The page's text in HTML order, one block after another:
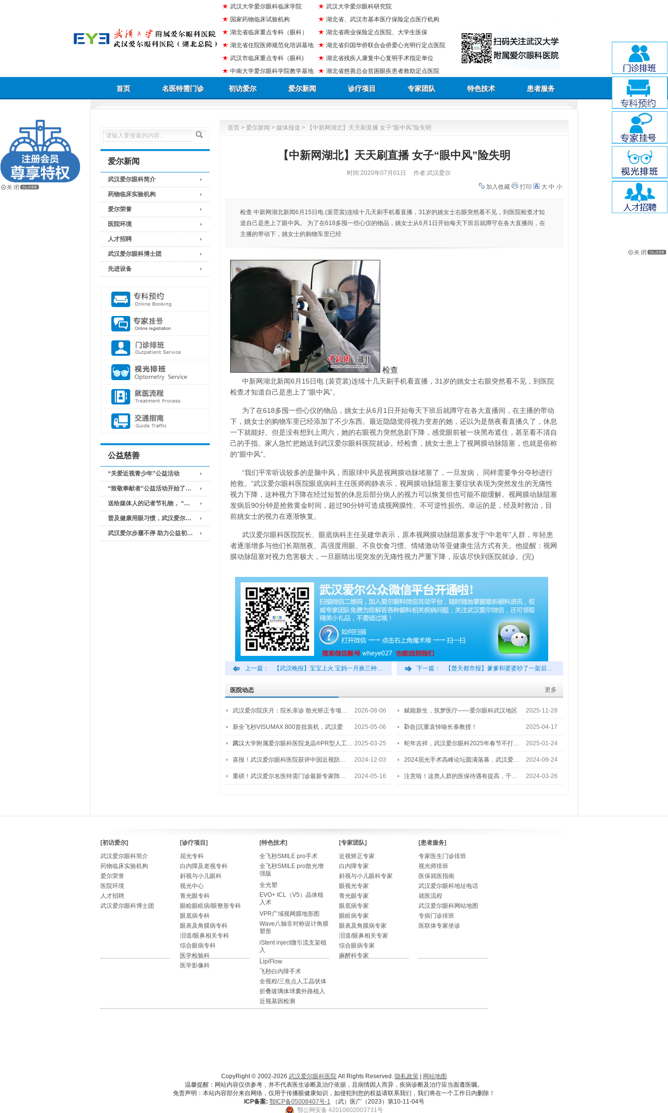
武汉大学爱尔眼科临床学院
国家药物临床试验机构
湖北省临床重点专科（眼科）
湖北省住院医师规范化培训基地
武汉市临床重点专科（眼科)
中南大学爱尔眼科学院教学基地
武汉大学爱尔眼科研究院
湖北省、武汉市基本医疗保险定点医疗机构
湖北省商业保险定点医院、大学生医保
湖北省归国华侨联合会侨爱心光明行定点医院
湖北省残疾人康复中心复明手术指定单位
湖北省慈善总会贫困眼疾患者救助定点医院
首页 名医特需门诊 初访爱尔 爱尔新闻 诊疗项目 专家团队 特色技术 患者服务
爱尔新闻
武汉爱尔眼科简介
药物临床实验机构
爱尔荣誉
医院环境
人才招聘
武汉爱尔眼科博士团
先进设备
公益慈善
“关爱近视青少年”公益活动
“致敬奉献者”公益活动开始了…
送给媒体人的记者节礼物， “…
普及健康用眼习惯，武汉爱尔…
武汉爱尔步履不停 助力公益初…
首页 > 爱尔新闻 > 媒体报道 > 【中新网湖北】天天刷直播 女子“眼中风”险失明
【中新网湖北】天天刷直播 女子“眼中风”险失明
时间:2020年07月01日
作者:武汉爱尔
加入收藏
打印 大 中 小
检查 中新网湖北新闻6月15日电 (裴霓裳)连续十几天刷手机看直播，31岁的姚女士右眼突然看不见，到医院检查才知
道自己是患上了眼中风。 为了在618多囤一些心仪的物品，姚女士从6月1日开始每天下班后就蹲守在各大直播间，在
主播的带动下，姚女士的购物车里已经
检查
中新网湖北新闻6月15日电 (裴霓裳)连续十几天刷手机看直播，31岁的姚女士右眼突然看不见，到医院
检查才知道自己是患上了“眼中风”。
为了在618多囤一些心仪的物品，姚女士从6月1日开始每天下班后就蹲守在各大直播间，在主播的带动
下，姚女士的购物车里已经添加了不少东西。最近隐隐觉得视力变差的她，还以为是熬夜看直播久了，休息
一下就能好。但是没有想到上周六，她的右眼视力突然急剧下降，感觉眼前被一块黑布遮住，甚至看不清自
己的手指。家人急忙把她送到武汉爱尔眼科医院就诊。经检查，姚女士患上了视网膜动脉阻塞，也就是俗称
的“眼中风”。
“我们平常听说较多的是脑中风，而眼球中风是视网膜动脉堵塞了，一旦发病， 同样需要争分夺秒进行
抢救。”武汉爱尔眼科医院眼底病科主任医师阎静表示，视网膜动脉阻塞主要症状表现为突然发生的无痛性
视力下降，这种视力下降在经过短暂的休息后部分病人的视力可以恢复但也可能不能缓解。视网膜动脉阻塞
发病后90分钟是抢救黄金时间，超过90分钟可造成视网膜性、不可逆性损伤。幸运的是，经及时救治，目
前姚女士的视力在逐渐恢复。
武汉爱尔眼科医院院长、眼底病科主任吴建华表示，原本视网膜动脉阻塞多发于“中老年”人群，年轻患
者逐渐增多与他们长期熬夜、高强度用眼、不良饮食习惯、情绪激动等亚健康生活方式有关。他提醒：视网
膜动脉阻塞对视力危害极大，一旦眼睛出现突发的无痛性视力严重下降，应该尽快到医院就诊。(完)
上一篇： 【武汉晚报】宝宝上火 宝妈一月换三种… 下一篇： 【楚天都市报】爹爹和婆婆吵了一架后…
更多
医院动态
武汉爱尔院庆月：院长亲诊 散光矫正专项… 2026-08-06 赋能新生，筑梦医疗——爱尔眼科武汉地区
2…
2025-11-28
新全飞秒VISUMAX 800首批装机，武汉爱
尔…
2025-05-06 讣告|沉重哀悼喻长泰教授！ 2025-04-17
武汉大学附属爱尔眼科医院龙晶®PR型人工… 2025-03-25 蛇年吉祥，武汉爱尔眼科2025年春节不打… 2025-01-24
喜报！武汉爱尔眼科医院获评中国近视防… 2024-12-03 2024屈光手术高峰论坛圆满落幕，武汉爱… 2024-09-24
重磅！武汉爱尔名医特需门诊最新专家阵… 2024-05-16 注意啦！这类人群的医保待遇有提高，千… 2024-03-26
[初访爱尔]
武汉爱尔眼科简介
药物临床实验机构
爱尔荣誉
医院环境
人才招聘
武汉爱尔眼科博士团
[诊疗项目]
屈光专科
白内障及老视专科
斜视与小儿眼科
视光中心
青光眼专科
眼睑眼眶病/眼整形专科
眼底病专科
眼表及角膜病专科
泪道/眼鼻相关专科
综合眼病专科
医学检验科
医学影像科
[特色技术]
全飞秒SMILE pro手术
全飞秒SMILE pro散光增
强版
全光塑
EVO+ ICL（V5）晶体植
入术
VPR广域视网膜地形图
Wave八轴非对称设计角膜
塑形
iStent inject微引流支架植
入
LipiFlow
飞秒白内障手术
全视程/三焦点人工晶状体
折叠玻璃体球囊外路植入
近视基因检测
[专家团队]
近视矫正专家
白内障专家
斜视与小儿眼科专家
眼视光专家
青光眼专家
眼底病专家
眼眶病专家
眼表及角膜病专家
泪道/眼鼻相关专家
综合眼病专家
麻醉科专家
[患者服务]
专家医生门诊排班
视光师排班
医保就医指南
武汉爱尔眼科地址电话
就医流程
武汉爱尔眼科网站地图
专病门诊排班
医联体专家坐诊
CopyRight © 2002-2026 武汉爱尔眼科医院 All Rights Reserved. 隐私政策
网站地图
温馨提醒：网站内容仅供参考，并不代表医生诊断及治疗依据，且病情因人而异，疾病诊断及治疗应当面遵医嘱。
免责声明：本站内容部分来自网络，仅用于传播眼健康知识，如侵犯到您的权益请联系我们，我们将在一个工作日内删除！
ICP备案: 鄂ICP备05008407号-1 （武）医广（2023）第10-11-04号
鄂公网安备 42010602003731号